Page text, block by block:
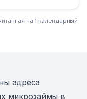
на 1 календарный
адреса
микрозаймы в